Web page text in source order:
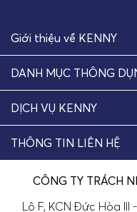
Giới thiệu về KENNY
DANH MỤC THÔNG
DỊCH VỤ KENNY
THÔNG TIN LIÊN HỆ
CÔNG TY TRÁCH
Lô F, KCN Đức Hòa